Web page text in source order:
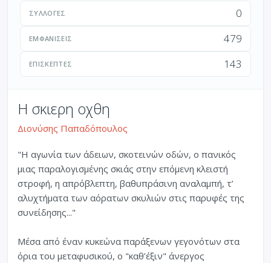
ΣΥΛΛΟΓΈΣ 0
ΕΜΦΑΝΊΣΕΙΣ 479
ΕΠΙΣΚΈΠΤΕΣ 143
Η σκιερη οχθη
Διονύσης Παπαδόπουλος
"Η αγωνία των άδειων, σκοτεινών οδών, ο πανικός
μιας παραλογισμένης σκιάς στην επόμενη κλειστή
στροφή, η απρόβλεπτη, βαθυπράσινη αναλαμπή, τ’
αλυχτήματα των αόρατων σκυλιών στις παρυφές της
συνείδησης..."
Μέσα από έναν κυκεώνα παράξενων γεγονότων στα
όρια του μεταφυσικού, ο "καθ’έξιν" άνεργος